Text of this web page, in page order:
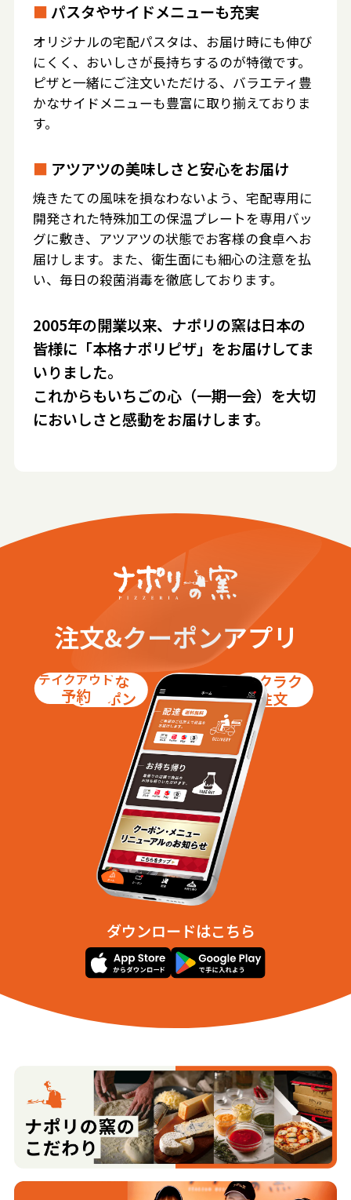
■ パスタやサイドメニューも充実
オリジナルの宅配パスタは、お届け時にも伸び
にくく、おいしさが長持ちするのが特徴です。
ピザと一緒にご注文いただける、バラエティ豊
かなサイドメニューも豊富に取り揃えておりま
す。
■ アツアツの美味しさと安心をお届け
焼きたての風味を損なわないよう、宅配専用に
開発された特殊加工の保温プレートを専用バッ
グに敷き、アツアツの状態でお客様の食卓へお
届けします。また、衛生面にも細心の注意を払
い、毎日の殺菌消毒を徹底しております。
2005年の開業以来、ナポリの窯は日本の
皆様に「本格ナポリピザ」をお届けしてま
いりました。
これからもいちごの心（一期一会）を大切
においしさと感動をお届けします。
注文&クーポンアプリ
お得な
クーポン
テイクアウト
予約
ラクラク
注文
ダウンロードはこちら